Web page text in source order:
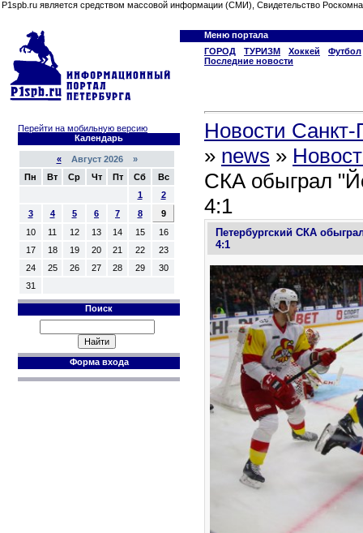
P1spb.ru является средством массовой информации (СМИ), Свидетельство
Меню портала
ГОРОД
ТУРИЗМ Хоккей
Футбол
Последние новости
Перейти на мобильную версию
Календарь
«Август 2026 »
Пн
Вт Ср Чт Пт Сб
Вс
1
2
3
4 5 6 7 8
9
10
11 12 13 14 15
16
17
18 19 20 21 22
23
24
25 26 27 28 29
30
31
Поиск
Форма входа
Новости Санкт-
» news »
СКА обыграл
4:1
Петербургский СКА
4:1